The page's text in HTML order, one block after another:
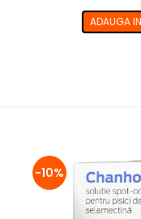
ADAUGA
-10%